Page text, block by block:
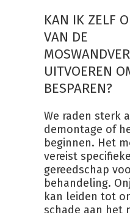
KAN IK ZELF
VAN DE
UITVOEREN
BESPAREN?
We raden sterk
demontage of
beginnen. Het
vereist
gereedschap
behandeling.
kan leiden tot
schade aan het